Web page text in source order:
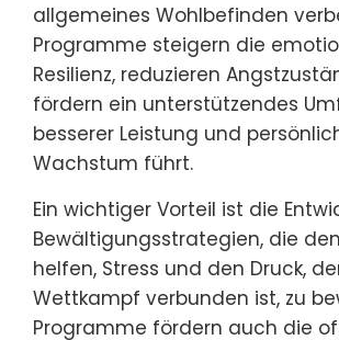
allgemeines Wohlbefinden
Programme steigern die
Resilienz, reduzieren
fördern ein unterstützendes
besserer Leistung und
Wachstum führt.
Ein wichtiger Vorteil ist die
Bewältigungsstrategien, die
helfen, Stress und den Druck,
Wettkampf verbunden ist, zu
Programme fördern auch die